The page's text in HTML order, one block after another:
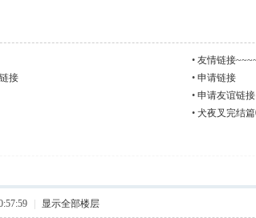
• 友情链接
接 • 申请链接
• 申请友谊链接
• 犬夜叉完结
显示全部楼层